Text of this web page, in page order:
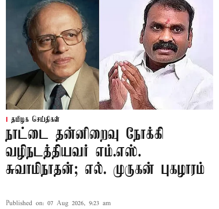
தமிழக செய்திகள்
நாட்டை தன்னிறைவு நோக்கி
வழிநடத்தியவர் எம்.எஸ்.
சுவாமிநாதன்; எல். முருகன் புகழாரம்
Published on: 07 Aug 2026, 9:23 am